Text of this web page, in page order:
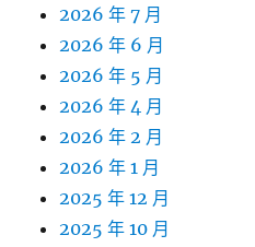
2026 年 7 月
2026 年 6 月
2026 年 5 月
2026 年 4 月
2026 年 2 月
2026 年 1 月
2025 年 12 月
2025 年 10 月